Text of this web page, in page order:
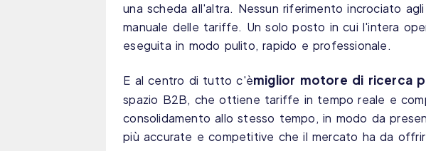
una scheda all'altra. Nessun riferimento incrociato
manuale delle tariffe. Un solo posto in cui l'intera
eseguita in modo pulito, rapido e professionale.
E al centro di tutto c'èmiglior motore di ricerca
spazio B2B, che ottiene tariffe in tempo reale e
consolidamento allo stesso tempo, in modo da
più accurate e competitive che il mercato ha da